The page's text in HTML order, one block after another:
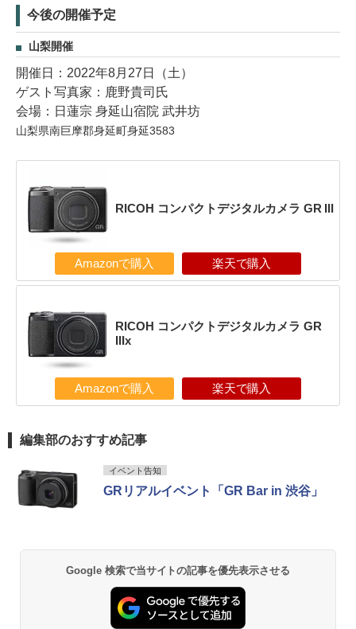
今後の開催予定
山梨開催
開催日：2022年8月27日（土）
ゲスト写真家：鹿野貴司氏
会場：日蓮宗 身延山宿院 武井坊
山梨県南巨摩郡身延町身延3583
RICOH コンパクトデジタルカメラ GR III
Amazonで購入 楽天で購入
RICOH コンパクトデジタルカメラ GR
IIIx
Amazonで購入 楽天で購入
編集部のおすすめ記事
イベント告知
GRリアルイベント「GR Bar in 渋谷」
Google 検索で当サイトの記事を優先表示させる